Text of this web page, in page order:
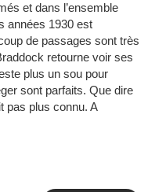
et dans l’ensemble
années 1930 est
de passages sont très
retourne voir ses
plus un sou pour
sont parfaits. Que dire
pas plus connu. A